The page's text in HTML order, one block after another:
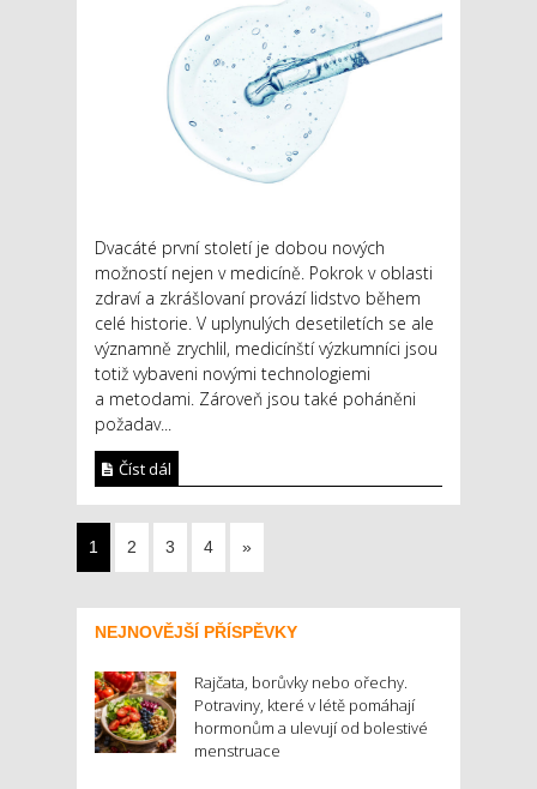
Dvacáté první století je dobou nových
možností nejen v medicíně. Pokrok v oblasti
zdraví a zkrášlovaní provází lidstvo během
celé historie. V uplynulých desetiletích se ale
významně zrychlil, medicínští výzkumníci jsou
totiž vybaveni novými technologiemi
a metodami. Zároveň jsou také poháněni
požadav...
Číst dál
1 2 3 4 »
NEJNOVĚJŠÍ PŘÍSPĚVKY
Rajčata, borůvky nebo ořechy.
Potraviny, které v létě pomáhají
hormonům a ulevují od bolestivé
menstruace